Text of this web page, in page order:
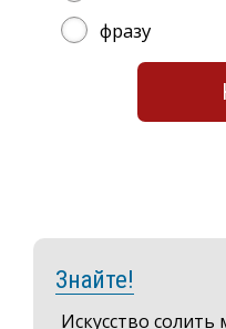
фразу
Знайте!
Искусство